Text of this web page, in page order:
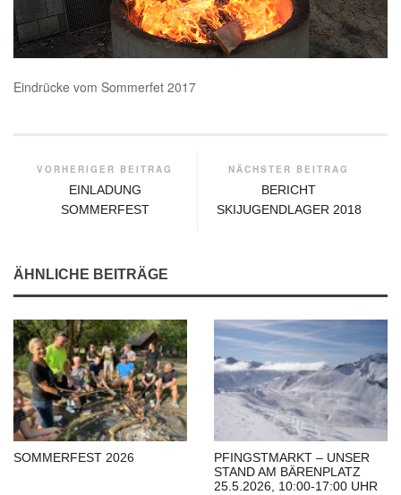
Eindrücke vom Sommerfet 2017
VORHERIGER BEITRAG
EINLADUNG
SOMMERFEST
NÄCHSTER BEITRAG
BERICHT
SKIJUGENDLAGER 2018
ÄHNLICHE BEITRÄGE
SOMMERFEST 2026
PFINGSTMARKT – UNSER
STAND AM BÄRENPLATZ
25.5.2026, 10:00-17:00 UHR